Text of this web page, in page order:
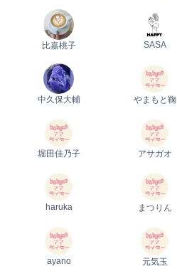
比嘉桃子 SASA
中久保大輔 やまもと鞠
堀田佳乃子 アサガオ
haruka まつりん
ayano 元気玉